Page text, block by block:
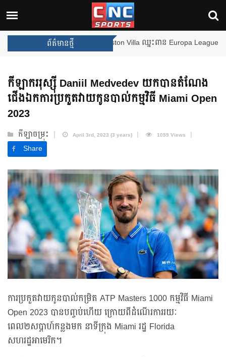
ព័ត៌មានថ្មី
ឈ្នះពានរង្វាន់បន្ថែមទៀត បន្ទាប់ពី Aston Villa ឈ្នះពាន Europa League
កីឡាកររុស្ស៊ី Daniil Medvedev យកបានតំណែង
ជើងឯកការប្រកួតវាយកូនបាល់កម្មវិធី Miami Open
2023
កីឡាចម្រុះ April 3rd, 2023 (3 years) 1059 Views
Share
ការប្រកួតវាយកូនបាល់កម្រិត ATP Masters 1000 កម្មវិធី Miami
Open 2023 បានបញ្ចប់ហើយ ក្រោយពីដំណើរការរយៈ
ពេល២សប្តាហ៍កន្លងមក នាទីក្រុង Miami រដ្ឋ Florida
សហរដ្ឋអាមេរិក។